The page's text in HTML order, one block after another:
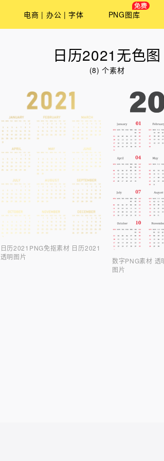
电商 | 办公 | 字体 PNG图库
日历2021无色图
(8) 个素材
日历2021PNG免抠素材 日历2021
透明图片
数字PNG素材 透
图片